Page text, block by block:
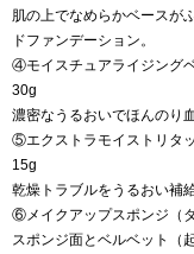
肌の上でなめらかベースが
ドファンデーション。
④モイスチュアライジング
30g
濃密なうるおいでほんのり
⑤エクストラモイストリタ
15g
乾燥トラブルをうるおい補
⑥メイクアップスポンジ（
スポンジ面とベルベット（